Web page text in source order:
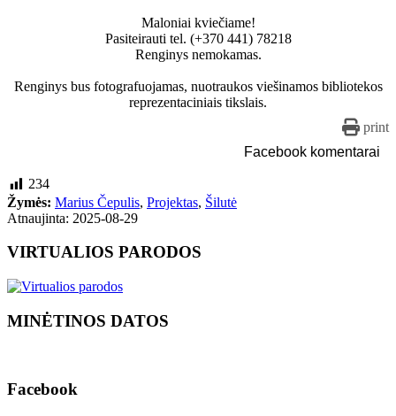
Maloniai kviečiame!
Pasiteirauti tel. (+370 441) 78218
Renginys nemokamas.
Renginys bus fotografuojamas, nuotraukos viešinamos bibliotekos
reprezentaciniais tikslais.
print
Facebook komentarai
234
Žymės: Marius Čepulis, Projektas, Šilutė
Atnaujinta: 2025-08-29
VIRTUALIOS PARODOS
MINĖTINOS DATOS
Facebook